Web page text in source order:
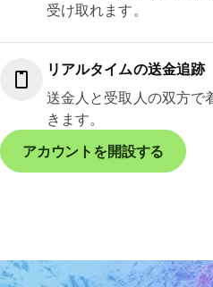
受け取れます。
リアルタイムの送金追跡
送金人と受取人の双方で
きます。
アカウントを開設する